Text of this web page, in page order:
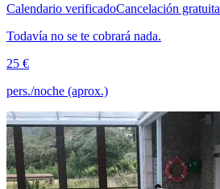
Calendario verificadoCancelación gratuita
Todavía no se te cobrará nada.
25 €
pers./noche (aprox.)